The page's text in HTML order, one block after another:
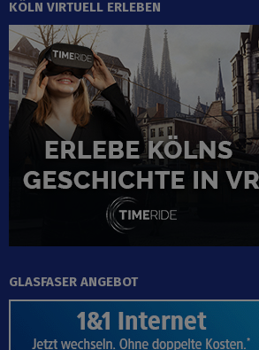
KÖLN VIRTUELL ERLEBEN
GLASFASER ANGEBOT